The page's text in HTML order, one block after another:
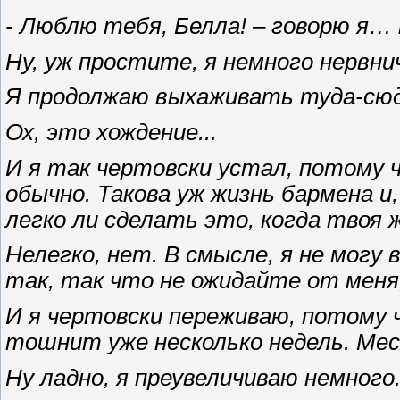
- Люблю тебя, Белла! – говорю я…
Ну, уж простите, я немного
Я продолжаю выхаживать туда-
Ох, это хождение...
И я так чертовски устал, потому
обычно. Такова уж жизнь бармена
легко ли сделать это, когда твоя
Нелегко, нет. В смысле, я не могу
так, так что не ожидайте от
И я чертовски переживаю,
тошнит уже несколько недель.
Ну ладно, я преувеличиваю